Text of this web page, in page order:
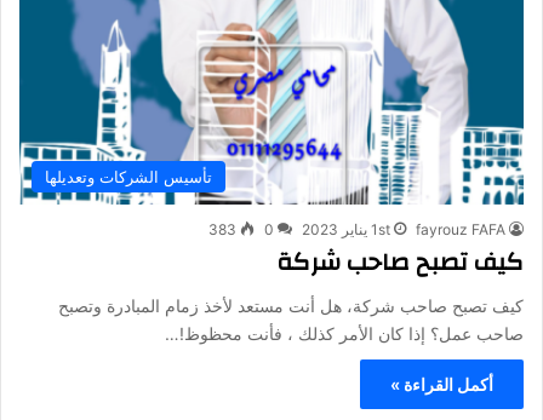
تأسيس الشركات وتعديلها
fayrouz FAFA 1st يناير 2023 0
383
كيف تصبح صاحب شركة
كيف تصبح صاحب شركة، هل أنت مستعد لأخذ زمام المبادرة وتصبح
صاحب عمل؟ إذا كان الأمر كذلك ، فأنت محظوظ!…
أكمل القراءة »